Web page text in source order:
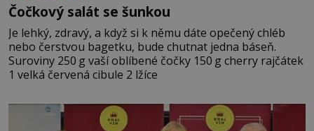
Čočkový salát se šunkou
Je lehký, zdravý, a když si k němu dáte opečený chléb
nebo čerstvou bagetku, bude chutnat jedna báseň.
Suroviny 250 g vaší oblíbené čočky 150 g cherry rajčátek
1 velká červená cibule 2 lžíce